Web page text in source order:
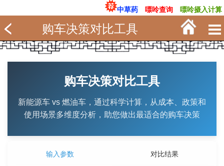
中草药 嘌呤查询 嘌呤摄入计算
购车决策对比工具
购车决策对比工具
新能源车 vs 燃油车，通过科学计算，从成本、政策和
使用场景多维度分析，助您做出最适合的购车决策
输入参数 对比结果